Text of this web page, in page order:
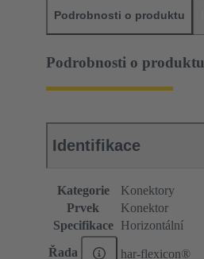
Podrobnosti o produktu
Podrobnosti o produktu
Identifikace
Kategorie
Konektory
Prvek
Konektor
Specifikace
Horizontální
Řada har-flexicon®